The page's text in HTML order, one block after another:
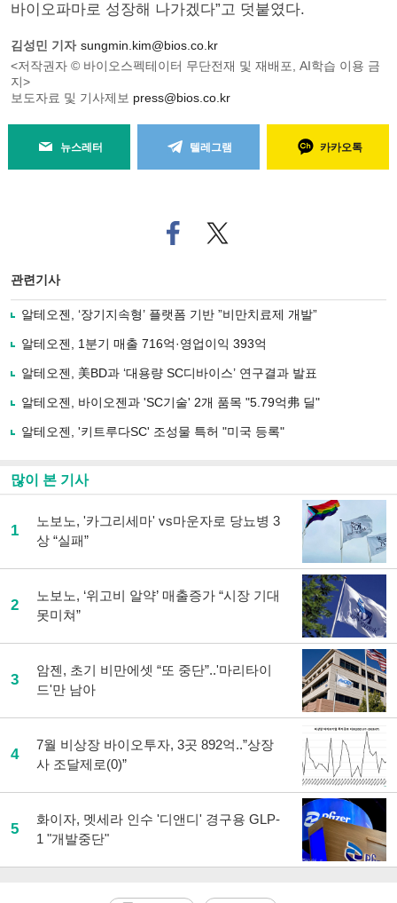
바이오파마로 성장해 나가겠다”고 덧붙였다.
김성민 기자 sungmin.kim@bios.co.kr
<저작권자 © 바이오스펙테이터 무단전재 및 재배포, AI학습 이용 금
지>
보도자료 및 기사제보 press@bios.co.kr
뉴스레터 텔레그램 카카오톡
페
이
로
기
사
유
기
트위
터로
관련기사
알테오젠, ‘장기지속형’ 플랫폼 기반 ”비만치료제 개발”
알테오젠, 1분기 매출 716억·영업이익 393억
알테오젠, 美BD과 ‘대용량 SC디바이스’ 연구결과 발표
알테오젠, 바이오젠과 'SC기술' 2개 품목 "5.79억弗 딜"
알테오젠, '키트루다SC' 조성물 특허 "미국 등록"
많이 본 기사
1
노보노, '카그리세마' vs마운자로 당뇨병 3
상 “실패”
2
노보노, ‘위고비 알약’ 매출증가 “시장 기대
못미쳐”
3
암젠, 초기 비만에셋 “또 중단”..'마리타이
드'만 남아
4
7월 비상장 바이오투자, 3곳 892억..”상장
사 조달제로(0)”
5
화이자, 멧세라 인수 '디앤디' 경구용 GLP-
1 "개발중단"